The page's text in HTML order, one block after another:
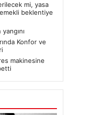
mi, yasa
beklentiye
Konfor ve
makinesine